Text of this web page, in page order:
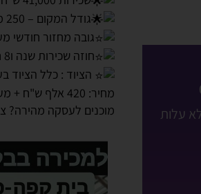
עלות
גודל המקום – 250 מטר כולל שטחי ישיבה
גובה מחזור חודשי מעל
חוזה שכירות שנה ו8 חודשים עם אופציה להארכה של עד 9 שנים
הציוד : כלל הציוד
מחיר: 420 אלף ש"ח + מע"מ.
מוכנים לעסקה מהירה?